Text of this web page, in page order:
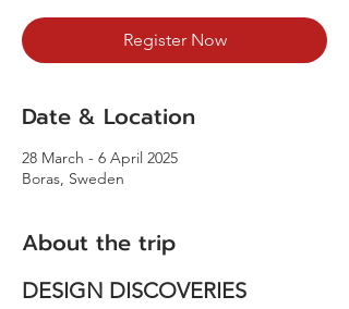
Register Now
Date & Location
28 March - 6 April 2025
Boras, Sweden
About the trip
DESIGN DISCOVERIES